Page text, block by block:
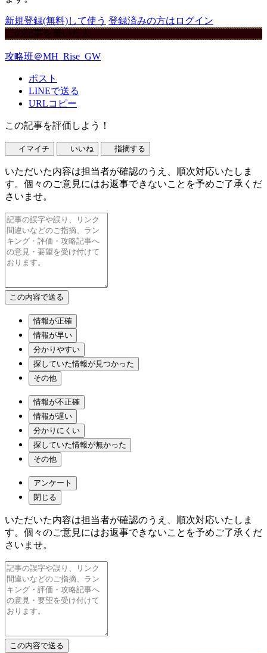
新規登録(無料)して使う 登録済みの方はログイン
この記事を書いた人
攻略班＠MH_Rise_GW
ポスト
LINEで送る
URLコピー
この記事を評価しよう！
イマイチ いいね 指摘する
いただいた内容は担当者が確認のうえ、順次対応いたしま
す。個々のご意見にはお返事できないことを予めご了承くだ
さいませ。
情報が正確
情報が早い
分かりやすい
探していた情報が見つかった
その他
情報が不正確
情報が遅い
分かりにくい
探していた情報が無かった
その他
アンケート
閉じる
いただいた内容は担当者が確認のうえ、順次対応いたしま
す。個々のご意見にはお返事できないことを予めご了承くだ
さいませ。